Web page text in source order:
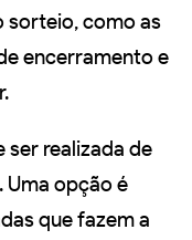
sorteio, como as
encerramento e
ser realizada de
opção é
que fazem a